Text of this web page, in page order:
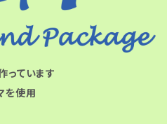
っています
を使用